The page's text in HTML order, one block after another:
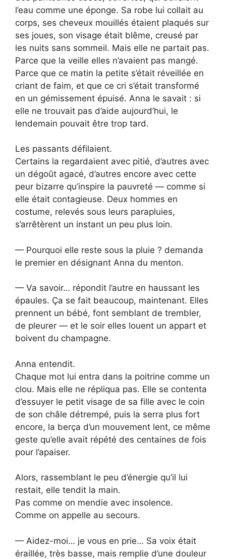
l’eau comme une éponge. Sa robe lui collait au
corps, ses cheveux mouillés étaient plaqués sur
ses joues, son visage était blême, creusé par
les nuits sans sommeil. Mais elle ne partait pas.
Parce que la veille elles n’avaient pas mangé.
Parce que ce matin la petite s’était réveillée en
criant de faim, et que ce cri s’était transformé
en un gémissement épuisé. Anna le savait : si
elle ne trouvait pas d’aide aujourd’hui, le
lendemain pouvait être trop tard.
Les passants défilaient.
Certains la regardaient avec pitié, d’autres avec
un dégoût agacé, d’autres encore avec cette
peur bizarre qu’inspire la pauvreté — comme si
elle était contagieuse. Deux hommes en
costume, relevés sous leurs parapluies,
s’arrêtèrent un instant un peu plus loin.
— Pourquoi elle reste sous la pluie ? demanda
le premier en désignant Anna du menton.
— Va savoir… répondit l’autre en haussant les
épaules. Ça se fait beaucoup, maintenant. Elles
prennent un bébé, font semblant de trembler,
de pleurer — et le soir elles louent un appart et
boivent du champagne.
Anna entendit.
Chaque mot lui entra dans la poitrine comme un
clou. Mais elle ne répliqua pas. Elle se contenta
d’essuyer le petit visage de sa fille avec le coin
de son châle détrempé, puis la serra plus fort
encore, la berça d’un mouvement lent, ce même
geste qu’elle avait répété des centaines de fois
pour l’apaiser.
Alors, rassemblant le peu d’énergie qu’il lui
restait, elle tendit la main.
Pas comme on mendie avec insolence.
Comme on appelle au secours.
— Aidez-moi… je vous en prie… Sa voix était
éraillée, très basse, mais remplie d’une douleur